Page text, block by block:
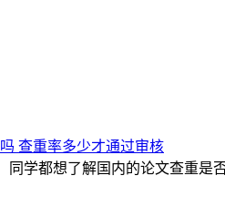
查重率多少才通过审核
学都想了解国内的论文查重